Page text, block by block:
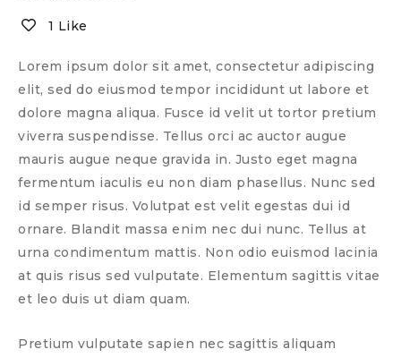
1 Like
Lorem ipsum dolor sit amet, consectetur adipiscing
elit, sed do eiusmod tempor incididunt ut labore et
dolore magna aliqua. Fusce id velit ut tortor pretium
viverra suspendisse. Tellus orci ac auctor augue
mauris augue neque gravida in. Justo eget magna
fermentum iaculis eu non diam phasellus. Nunc sed
id semper risus. Volutpat est velit egestas dui id
ornare. Blandit massa enim nec dui nunc. Tellus at
urna condimentum mattis. Non odio euismod lacinia
at quis risus sed vulputate. Elementum sagittis vitae
et leo duis ut diam quam.
Pretium vulputate sapien nec sagittis aliquam